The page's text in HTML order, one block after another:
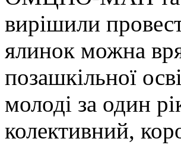
вирішили
ялинок можна
позашкільної
молоді за один
колективний,